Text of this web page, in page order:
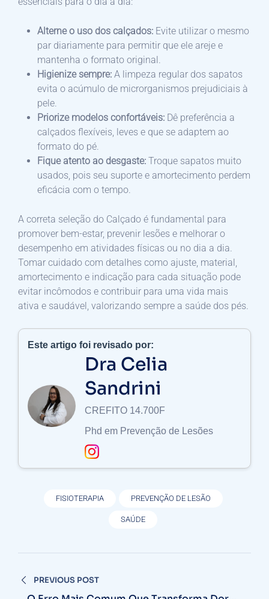
Alterne o uso dos calçados: Evite utilizar o mesmo
par diariamente para permitir que ele areje e
mantenha o formato original.
Higienize sempre: A limpeza regular dos sapatos
evita o acúmulo de microrganismos prejudiciais à
pele.
Priorize modelos confortáveis: Dê preferência a
calçados flexíveis, leves e que se adaptem ao
formato do pé.
Fique atento ao desgaste: Troque sapatos muito
usados, pois seu suporte e amortecimento perdem
eficácia com o tempo.
A correta seleção do Calçado é fundamental para
promover bem-estar, prevenir lesões e melhorar o
desempenho em atividades físicas ou no dia a dia.
Tomar cuidado com detalhes como ajuste, material,
amortecimento e indicação para cada situação pode
evitar incômodos e contribuir para uma vida mais
ativa e saudável, valorizando sempre a saúde dos pés.
Este artigo foi revisado por:
Dra Celia
Sandrini
CREFITO 14.700F
Phd em Prevenção de Lesões
FISIOTERAPIA PREVENÇÃO DE LESÃO
SAÚDE
PREVIOUS POST